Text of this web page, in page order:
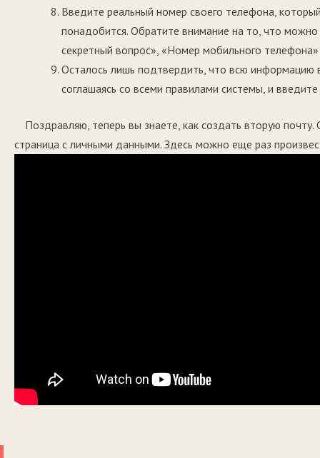
Введите реальный номер своего телефона,
понадобится. Обратите внимание на то, что
секретный вопрос», «Номер мобильного
Осталось лишь подтвердить, что всю информацию
соглашаясь со всеми правилами системы, и введите
Поздравляю, теперь вы знаете, как создать вторую почту.
страница с личными данными. Здесь можно еще раз